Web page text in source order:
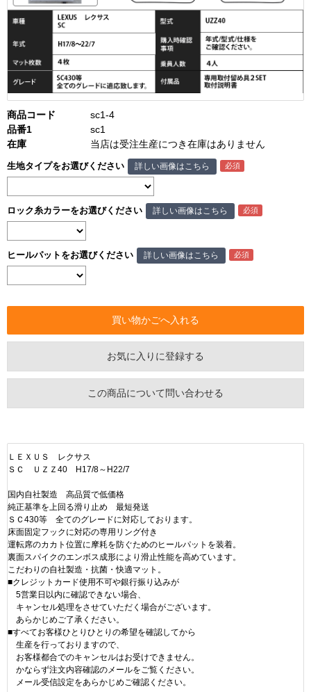
商品コード
sc1-4
品番1
sc1
在庫
当店は受注生産につき在庫はありません
生地タイプをお選びください 詳しい画像はこちら
ロック糸カラーをお選びください 詳しい画像はこちら
ヒールパットをお選びください 詳しい画像はこちら
お気に入りに登録する
この商品について問い合わせる
ＬＥＸＵＳ レクサス
ＳＣ ＵＺＺ40 H17/8～H22/7
国内自社製造 高品質で低価格
純正基準を上回る滑り止め 最短発送
ＳＣ430等 全てのグレードに対応しております。
床面固定フックに対応の専用リング付き
運転席のカカト位置に摩耗を防ぐためのヒールパットを装着。
裏面スパイクのエンボス成形により滑止性能を高めています。
こだわりの自社製造・抗菌・快適マット。
■クレジットカード使用不可や銀行振り込みが
5営業日以内に確認できない場合、
キャンセル処理をさせていただく場合がございます。
あらかじめご了承ください。
■すべてお客様ひとりひとりの希望を確認してから
生産を行っておりますので、
お客様都合でのキャンセルはお受けできません。
かならず注文内容確認のメールをご覧ください。
メール受信設定をあらかじめご確認ください。